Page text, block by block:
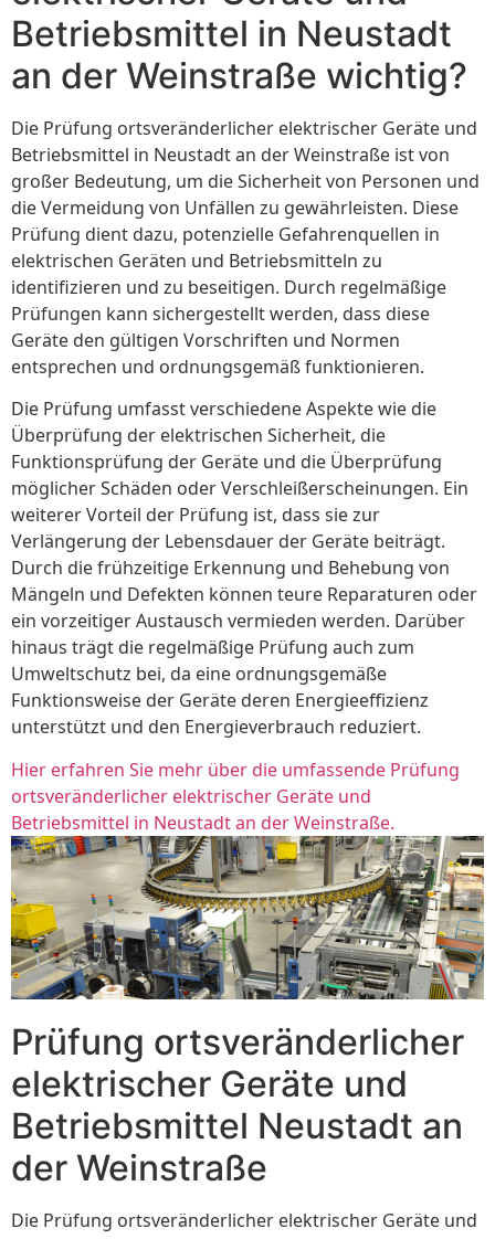
Betriebsmittel in Neustadt
an der Weinstraße wichtig?
Die Prüfung ortsveränderlicher elektrischer Geräte und
Betriebsmittel in Neustadt an der Weinstraße ist von
großer Bedeutung, um die Sicherheit von Personen und
die Vermeidung von Unfällen zu gewährleisten. Diese
Prüfung dient dazu, potenzielle Gefahrenquellen in
elektrischen Geräten und Betriebsmitteln zu
identifizieren und zu beseitigen. Durch regelmäßige
Prüfungen kann sichergestellt werden, dass diese
Geräte den gültigen Vorschriften und Normen
entsprechen und ordnungsgemäß funktionieren.
Die Prüfung umfasst verschiedene Aspekte wie die
Überprüfung der elektrischen Sicherheit, die
Funktionsprüfung der Geräte und die Überprüfung
möglicher Schäden oder Verschleißerscheinungen. Ein
weiterer Vorteil der Prüfung ist, dass sie zur
Verlängerung der Lebensdauer der Geräte beiträgt.
Durch die frühzeitige Erkennung und Behebung von
Mängeln und Defekten können teure Reparaturen oder
ein vorzeitiger Austausch vermieden werden. Darüber
hinaus trägt die regelmäßige Prüfung auch zum
Umweltschutz bei, da eine ordnungsgemäße
Funktionsweise der Geräte deren Energieeffizienz
unterstützt und den Energieverbrauch reduziert.
Hier erfahren Sie mehr über die umfassende Prüfung
ortsveränderlicher elektrischer Geräte und
Betriebsmittel in Neustadt an der Weinstraße.
Prüfung ortsveränderlicher
elektrischer Geräte und
Betriebsmittel Neustadt an
der Weinstraße
Die Prüfung ortsveränderlicher elektrischer Geräte und